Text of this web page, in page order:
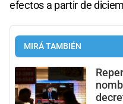
efectos a partir de
MIRÁ TAMBIÉN